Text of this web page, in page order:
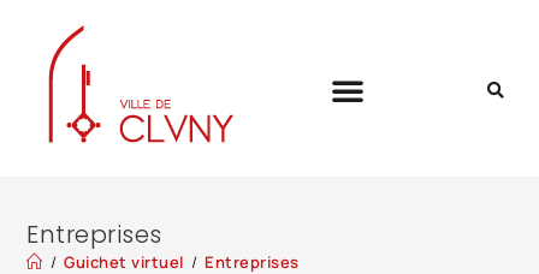
Entreprises
/ Guichet virtuel / Entreprises